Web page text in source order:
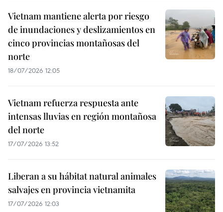
Vietnam mantiene alerta por riesgo
de inundaciones y deslizamientos en
cinco provincias montañosas del
norte
18/07/2026 12:05
Vietnam refuerza respuesta ante
intensas lluvias en región montañosa
del norte
17/07/2026 13:52
Liberan a su hábitat natural animales
salvajes en provincia vietnamita
17/07/2026 12:03